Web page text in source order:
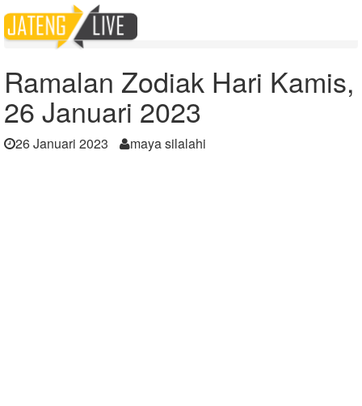
Home
Berita
Ramalan Zodiak Hari Kamis, 26 Januari 2023
Ramalan Zodiak Hari Kamis,
26 Januari 2023
26 Januari 2023 maya silalahi